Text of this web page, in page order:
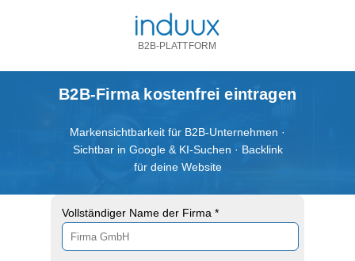
B2B-Firma kostenfrei eintragen
B2B-PLATTFORM
Vollständiger Name der Firma *
Markensichtbarkeit für B2B-Unternehmen ·
Sichtbar in Google & KI-Suchen · Backlink
für deine Website